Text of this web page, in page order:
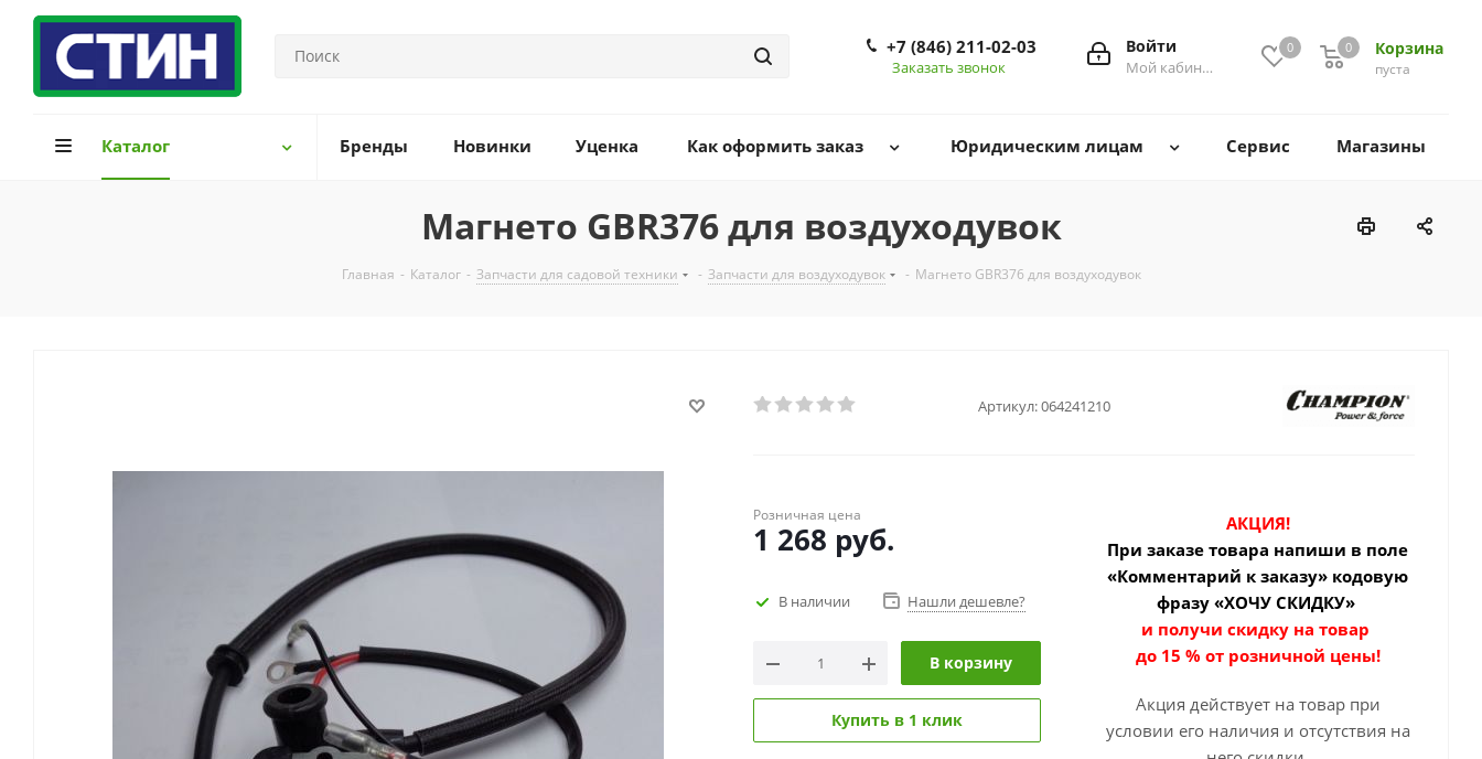
0 Корзина
0
пуста
0
Войти
Мой кабинет
+7 (846) 211-02-03
Заказать звонок
Каталог Бренды Новинки Уценка Как оформить заказ Юридическим лицам Сервис Магазины
Магнето GBR376 для воздуходувок
Главная - Каталог - Запчасти для садовой техники - Запчасти для воздуходувок - Магнето GBR376 для воздуходувок
Артикул:064241210
Розничная цена
1 268 руб.
В наличии Нашли дешевле?
В корзину
Купить в 1 клик
АКЦИЯ!
При заказе товара напиши в поле
«Комментарий к заказу» кодовую
фразу «ХОЧУ СКИДКУ»
и получи скидку на товар
до 15 % от розничной цены!
Акция действует на товар при
условии его наличия и отсутствия на